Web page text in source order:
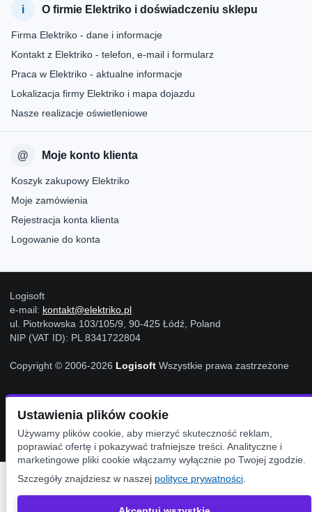
O firmie Elektriko i doświadczeniu sklepu
Firma Elektriko - dane i informacje
Kontakt z Elektriko - telefon, e-mail i formularz
Praca w Elektriko - aktualne informacje
Lokalizacja firmy Elektriko i mapa dojazdu
Nasze realizacje oświetleniowe
Moje konto klienta
Koszyk zakupowy Elektriko
Moje zamówienia
Rejestracja konta klienta
Logowanie do konta
Logisoft
e-mail: kontakt@elektriko.pl
ul. Piotrkowska 103/105/9, 90-425 Łódź, Poland
NIP (VAT ID): PL 8341722804
Copyright © 2006-2026 Logisoft Wszystkie prawa zastrzeżone
Ustawienia Cookies
Ustawienia plików cookie
Używamy plików cookie, aby mierzyć skuteczność reklam,
poprawiać ofertę i pokazywać trafniejsze treści. Analityczne i
marketingowe pliki cookie włączamy wyłącznie po Twojej zgodzie.
Szczegóły znajdziesz w naszej polityce prywatności